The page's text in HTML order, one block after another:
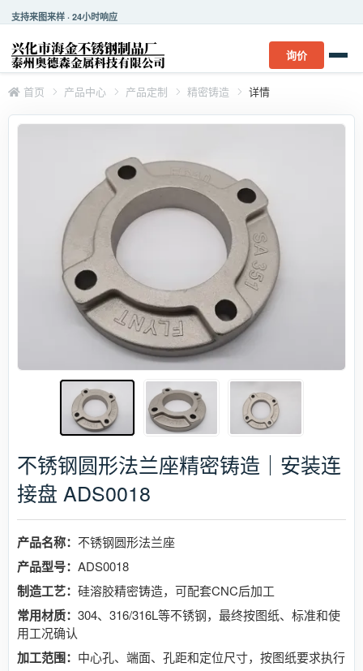
支持来图来样 · 24小时响应
询价
首页 产品中心 产品定制 精密铸造 详情
不锈钢圆形法兰座精密铸造｜安装连
接盘 ADS0018
产品名称： 不锈钢圆形法兰座
产品型号： ADS0018
制造工艺： 硅溶胶精密铸造，可配套CNC后加工
常用材质： 304、316/316L等不锈钢，最终按图纸、标准和使
用工况确认
加工范围： 中心孔、端面、孔距和定位尺寸，按图纸要求执行